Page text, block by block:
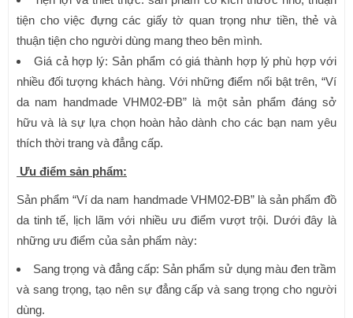
tiện cho việc đựng các giấy tờ quan trọng như tiền, thẻ và
thuận tiện cho người dùng mang theo bên mình.
Giá cả hợp lý: Sản phẩm có giá thành hợp lý phù hợp với
nhiều đối tượng khách hàng. Với những điểm nổi bật trên, “Ví
da nam handmade VHM02-ĐB” là một sản phẩm đáng sở
hữu và là sự lựa chọn hoàn hảo dành cho các bạn nam yêu
thích thời trang và đẳng cấp.
Ưu điểm sản phẩm:
Sản phẩm “Ví da nam handmade VHM02-ĐB” là sản phẩm đồ
da tinh tế, lịch lãm với nhiều ưu điểm vượt trội. Dưới đây là
những ưu điểm của sản phẩm này:
Sang trọng và đẳng cấp: Sản phẩm sử dụng màu đen trầm
và sang trọng, tạo nên sự đẳng cấp và sang trọng cho người
dùng.